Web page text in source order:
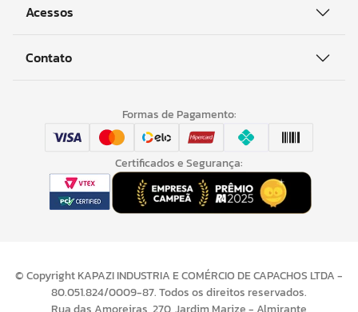
Acessos
Contato
Formas de Pagamento:
Certificados e Segurança:
© Copyright KAPAZI INDUSTRIA E COMÉRCIO DE CAPACHOS LTDA -
80.051.824/0009-87. Todos os direitos reservados.